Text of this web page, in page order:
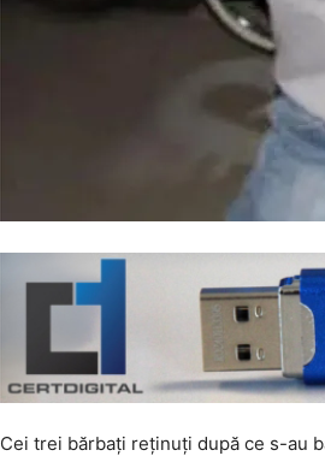
Cei trei bărbați reținuți după ce s-au